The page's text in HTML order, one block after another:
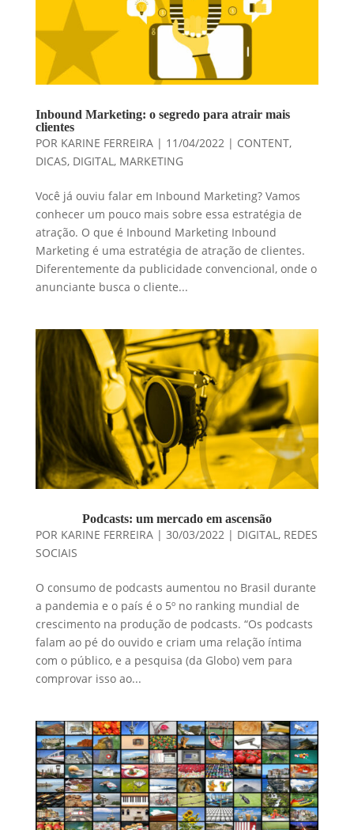
Inbound Marketing: o segredo para atrair mais
clientes
POR KARINE FERREIRA| 11/04/2022| CONTENT,
DICAS, DIGITAL, MARKETING
Você já ouviu falar em Inbound Marketing? Vamos
conhecer um pouco mais sobre essa estratégia de
atração. O que é Inbound Marketing Inbound
Marketing é uma estratégia de atração de clientes.
Diferentemente da publicidade convencional, onde o
anunciante busca o cliente...
Podcasts: um mercado em ascensão
POR KARINE FERREIRA| 30/03/2022 | DIGITAL , REDES
SOCIAIS
O consumo de podcasts aumentou no Brasil durante
a pandemia e o país é o 5º no ranking mundial de
crescimento na produção de podcasts. “Os podcasts
falam ao pé do ouvido e criam uma relação íntima
com o público, e a pesquisa (da Globo) vem para
comprovar isso ao...